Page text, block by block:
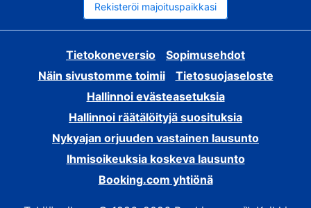
Rekisteröi majoituspaikkasi
Tietokoneversio
Sopimusehdot
Näin sivustomme toimii
Tietosuojaseloste
Hallinnoi evästeasetuksia
Hallinnoi räätälöityjä suosituksia
Nykyajan orjuuden vastainen lausunto
Ihmisoikeuksia koskeva lausunto
Booking.com yhtiönä